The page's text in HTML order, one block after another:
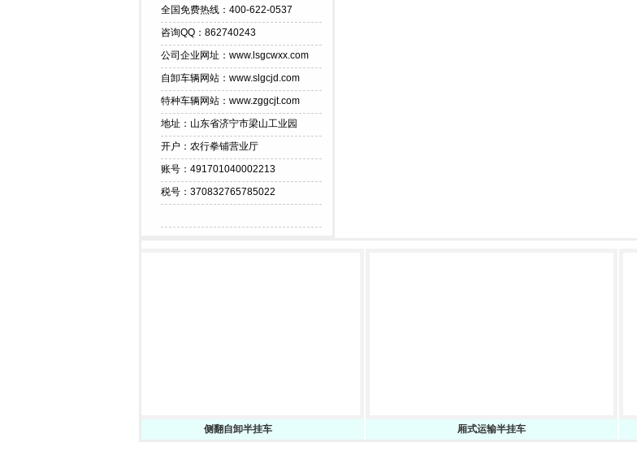
全国免费热线：400-622-0537
咨询QQ：862740243
公司企业网址：www.lsgcwxx.com
自卸车辆网站：www.slgcjd.com
特种车辆网站：www.zggcjt.com
地址：山东省济宁市梁山工业园
开户：农行拳铺营业厅
账号：491701040002213
税号：370832765785022
侧翻自卸半挂车 厢式运输半挂车